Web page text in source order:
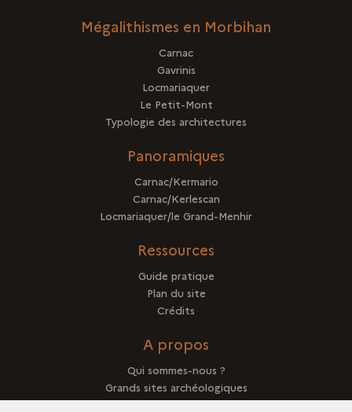
Mégalithismes en Morbihan
Carnac
Gavrinis
Locmariaquer
Le Petit-Mont
Typologie des architectures
Panoramiques
Carnac/Kermario
Carnac/Kerlescan
Locmariaquer/le Grand-Menhir
Ressources
Guide pratique
Plan du site
Crédits
A propos
Qui sommes-nous ?
Grands sites archéologiques
Mentions légales